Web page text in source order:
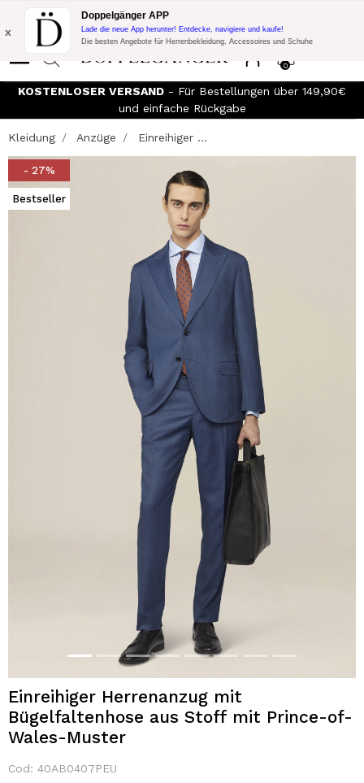
Blitzangebot:
10% Extra-Rabatt auf 300€ Einkauf mit Code:
DOPPEL300
0
x
Doppelgänger APP
Lade die neue App herunter! Entdecke, navigiere und kaufe!
Die besten Angebote für Herrenbekleidung, Accessoires und Schuhe
KOSTENLOSER VERSAND - Für Bestellungen über 149,90€
und einfache Rückgabe
Kleidung Anzüge Einreihiger ...
- 27%
Bestseller
Einreihiger Herrenanzug mit
Bügelfaltenhose aus Stoff mit Prince-of-
Wales-Muster
Cod: 40AB0407PEU